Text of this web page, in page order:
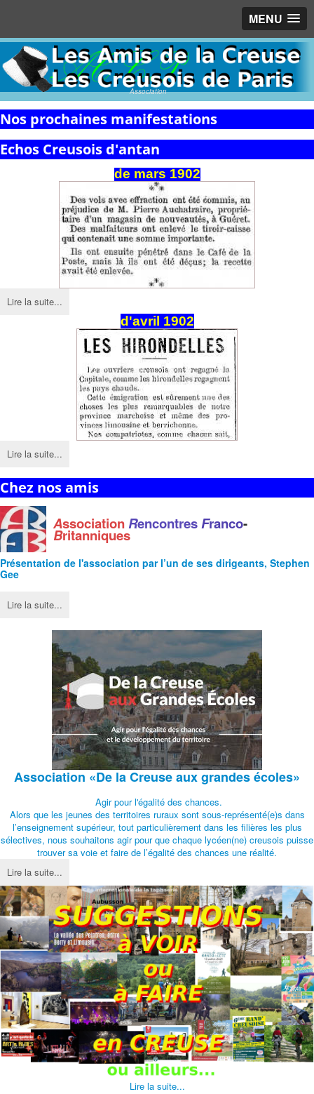
MENU
Association
Nos prochaines manifestations
Echos Creusois d'antan
de mars 1902
Lire la suite...
d'avril 1902
Lire la suite...
Chez nos amis
AssociationRencontresFranco-
Britanniques
Présentation de l'association par l’un de ses dirigeants, Stephen
Gee
Lire la suite...
Association «De la Creuse aux grandes écoles»
Agir pour l'égalité des chances.
Alors que les jeunes des territoires ruraux sont sous-représenté(e)s dans
l’enseignement supérieur, tout particulièrement dans les filières les plus
sélectives, nous souhaitons agir pour que chaque lycéen(ne) creusois puisse
trouver sa voie et faire de l’égalité des chances une réalité.
Lire la suite...
Lire la suite...